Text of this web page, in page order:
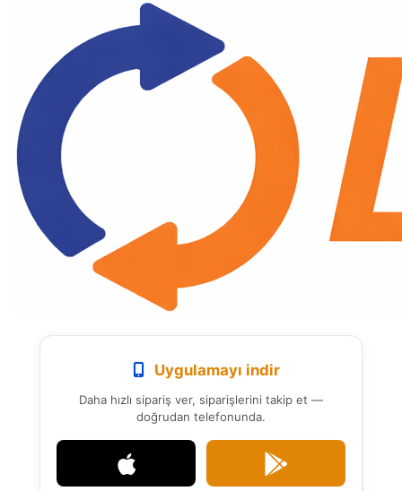
Uygulamayı indir
Daha hızlı sipariş ver, siparişlerini takip et —
doğrudan telefonunda.